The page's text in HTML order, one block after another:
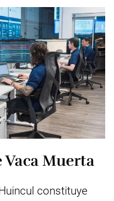
Muerta
constituye